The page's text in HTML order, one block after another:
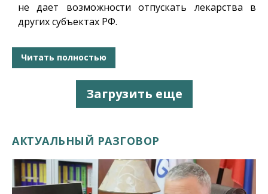
не дает возможности отпускать лекарства в
других субъектах РФ.
Читать полностью
Загрузить еще
АКТУАЛЬНЫЙ РАЗГОВОР